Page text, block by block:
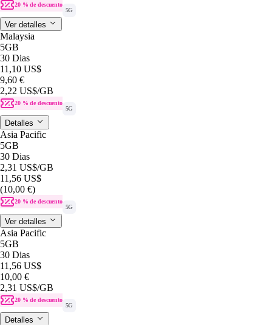
20 % de descuento
5G
Ver detalles
Malaysia
5GB
30 Dias
11,10 US$
9,60 €
2,22 US$/GB
20 % de descuento
5G
Detalles
Asia Pacific
5GB
30 Dias
2,31 US$/GB
11,56 US$
(10,00 €)
20 % de descuento
5G
Ver detalles
Asia Pacific
5GB
30 Dias
11,56 US$
10,00 €
2,31 US$/GB
20 % de descuento
5G
Detalles